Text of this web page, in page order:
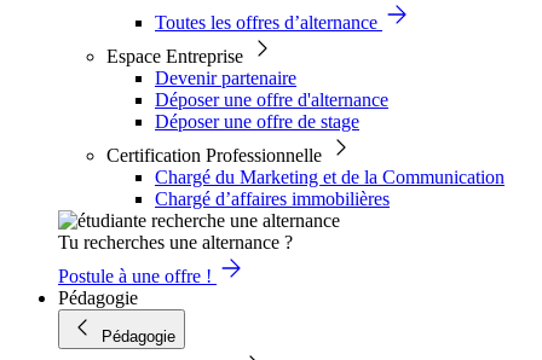
Toutes les offres d’alternance
Espace Entreprise
Devenir partenaire
Déposer une offre d'alternance
Déposer une offre de stage
Certification Professionnelle
Chargé du Marketing et de la Communication
Chargé d’affaires immobilières
Tu recherches une alternance ?
Postule à une offre !
Pédagogie
Pédagogie